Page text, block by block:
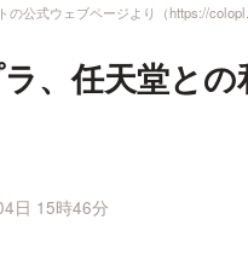
の公式ウェブページより（https://
、任天堂と
日 15時46分